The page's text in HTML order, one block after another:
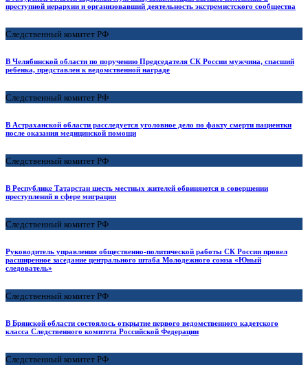
преступной иерархии и организовавший деятельность экстремистского сообщества
Следственный комитет РФ
В Челябинской области по поручению Председателя СК России мужчина, спасший
ребенка, представлен к ведомственной награде
Следственный комитет РФ
В Астраханской области расследуется уголовное дело по факту смерти пациентки
после оказания медицинской помощи
Следственный комитет РФ
В Республике Татарстан шесть местных жителей обвиняются в совершении
преступлений в сфере миграции
Следственный комитет РФ
Руководитель управления общественно-политической работы СК России провел
расширенное заседание центрального штаба Молодежного союза «Юный
следователь»
Следственный комитет РФ
В Брянской области состоялось открытие первого ведомственного кадетского
класса Следственного комитета Российской Федерации
Следственный комитет РФ